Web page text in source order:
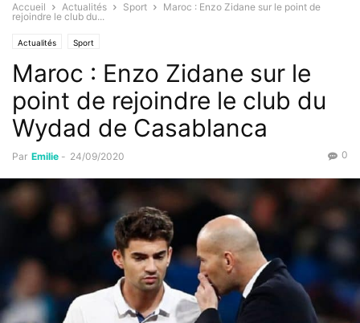
Accueil Actualités Sport
Maroc : Enzo Zidane sur le point de
rejoindre le club du...
Actualités Sport
Maroc : Enzo Zidane sur le
point de rejoindre le club du
Wydad de Casablanca
Par Emilie - 24/09/2020 0